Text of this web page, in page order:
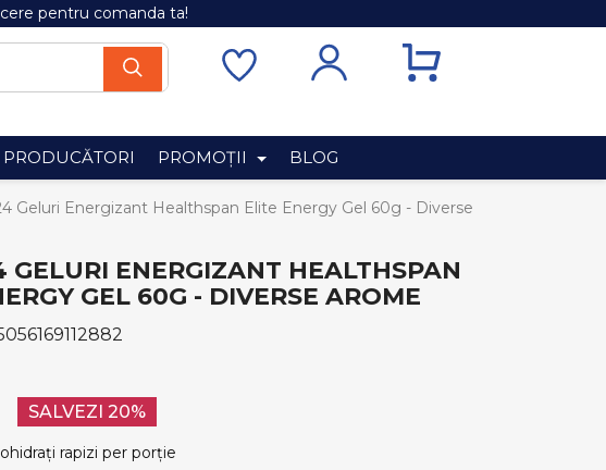
pentru comanda ta!
PRODUCĂTORI PROMOȚII BLOG
Geluri Energizant Healthspan Elite Energy Gel 60g - Diverse
GELURI ENERGIZANT HEALTHSPAN
GEL 60G - DIVERSE AROME
SALVEZI 20%
rapizi per porție